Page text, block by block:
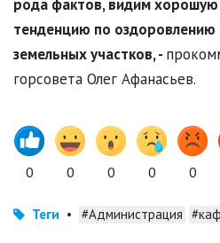
рода фактов, видим
тенденцию по
земельных участков, -
горсовета Олег Афанасьев.
0 0 0 0 0
Теги • #Администрация